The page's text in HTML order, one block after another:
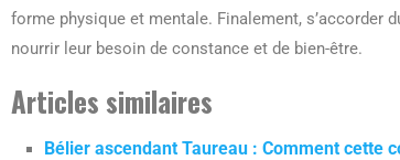
forme physique et mentale. Finalement, s’accorder
nourrir leur besoin de constance et de bien-être.
Articles similaires
Bélier ascendant Taureau : Comment cette